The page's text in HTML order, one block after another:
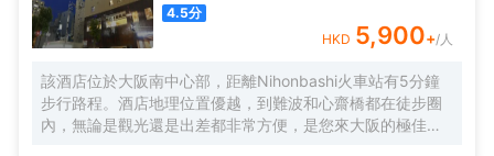
泡浴缸和免費洗浴用品。
4.5分
HKD 5,900+/人
該酒店位於大阪南中心部，距離Nihonbashi火車站有5分鐘
步行路程。酒店地理位置優越，到難波和心齋橋都在徒步圈
內，無論是觀光還是出差都非常方便，是您來大阪的極佳選